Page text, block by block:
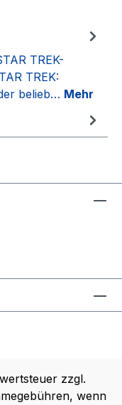
TREK-
TREK:
belieb… Mehr
zzgl.
wenn